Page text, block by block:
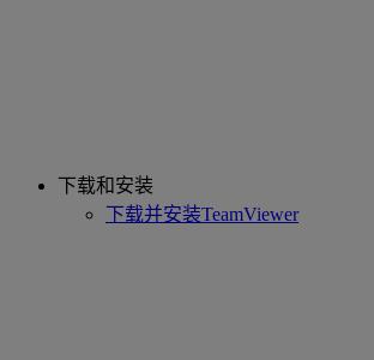
下载和安装
下载并安装TeamViewer